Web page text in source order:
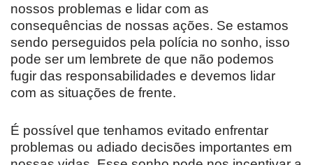
nossos problemas e lidar com as
consequências de nossas ações. Se estamos
sendo perseguidos pela polícia no sonho, isso
pode ser um lembrete de que não podemos
fugir das responsabilidades e devemos lidar
com as situações de frente.
É possível que tenhamos evitado enfrentar
problemas ou adiado decisões importantes em